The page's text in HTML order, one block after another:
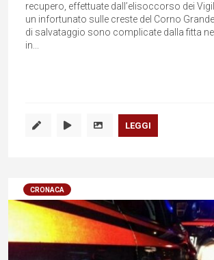
recupero, effettuate dall’elisoccorso dei
un infortunato sulle creste del Corno
di salvataggio sono complicate dalla fitta
in...
LEGGI
CRONACA